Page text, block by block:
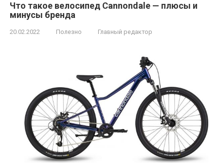
Что такое велосипед Cannondale — плюсы и
минусы бренда
20.02.2022 Полезно Главный редактор